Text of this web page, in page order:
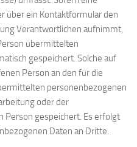
über ein Kontaktformular den
Verantwortlichen aufnimmt,
übermittelten
gespeichert. Solche auf
Person an den für die
personenbezogenen
oder der
gespeichert. Es erfolgt
Daten an Dritte.